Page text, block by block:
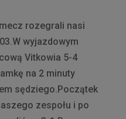
rozegrali nasi
wyjazdowym
Vitkowia 5-4
na 2 minuty
sędziego.Początek
zespołu i po